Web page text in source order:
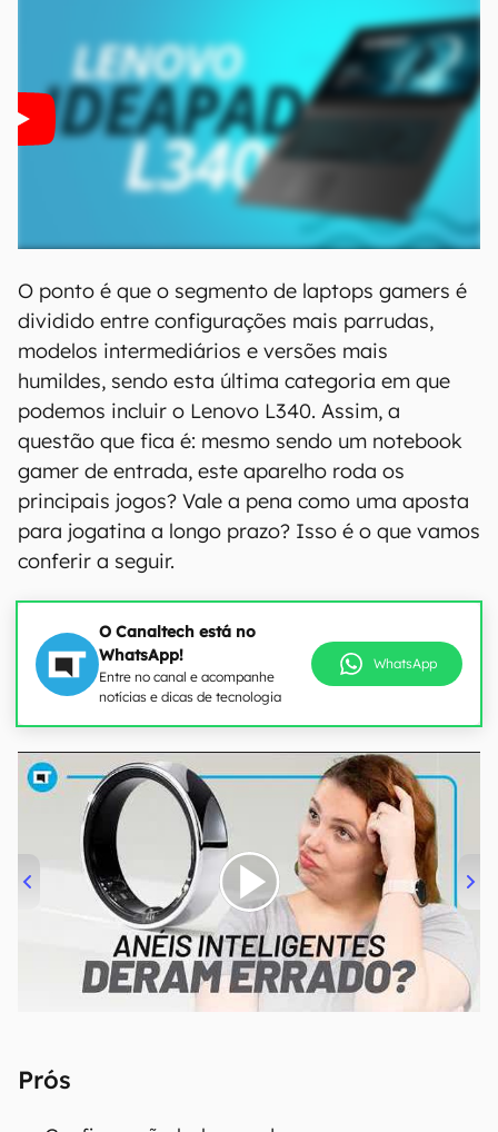
O ponto é que o segmento de laptops gamers é
dividido entre configurações mais parrudas,
modelos intermediários e versões mais
humildes, sendo esta última categoria em que
podemos incluir o Lenovo L340. Assim, a
questão que fica é: mesmo sendo um notebook
gamer de entrada, este aparelho roda os
principais jogos? Vale a pena como uma aposta
para jogatina a longo prazo? Isso é o que vamos
conferir a seguir.
O Canaltech está no
WhatsApp!
Entre no canal e acompanhe
notícias e dicas de tecnologia
WhatsApp
00:00/21:11
Prós